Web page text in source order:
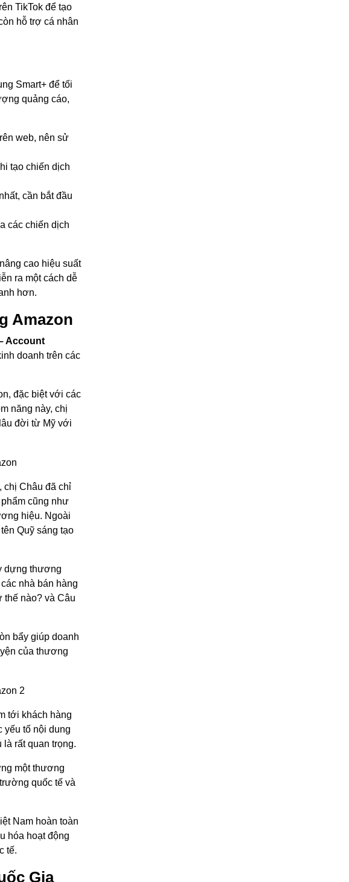
TikTok để tạo
hỗ trợ cá nhân
Smart+ để tối
quảng cáo,
web, nên sử
tạo chiến dịch
cần bắt đầu
các chiến dịch
cao hiệu suất
ra một cách dễ
hơn.
Amazon
Account
doanh trên các
đặc biệt với các
năng này, chị
đời từ Mỹ với
chị Châu đã chỉ
cũng như
hiệu. Ngoài
Quỹ sáng tạo
dựng thương
nhà bán hàng
thế nào? và Câu
bẩy giúp doanh
của thương
tới khách hàng
yếu tố nội dung
rất quan trọng.
một thương
quốc tế và
Nam hoàn toàn
hóa hoạt động
tế.
Gia